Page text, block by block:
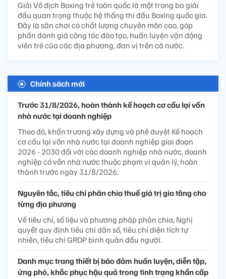
Giải Vô địch Boxing trẻ toàn quốc là một trong ba giải
đấu quan trọng thuộc hệ thống thi đấu Boxing quốc gia.
Đây là sân chơi có chất lượng chuyên môn cao, góp
phần đánh giá công tác đào tạo, huấn luyện vận động
viên trẻ của các địa phương, đơn vị trên cả nước.
Chính sách mới
Trước 31/8/2026, hoàn thành kế hoạch cơ cấu lại vốn
nhà nước tại doanh nghiệp
Theo đó, khẩn trương xây dựng và phê duyệt Kế hoạch
cơ cấu lại vốn nhà nước tại doanh nghiệp giai đoạn
2026 - 2030 đối với các doanh nghiệp nhà nước, doanh
nghiệp có vốn nhà nước thuộc phạm vi quản lý, hoàn
thành trước ngày 31/8/2026.
Nguyên tắc, tiêu chí phân chia thuế giá trị gia tăng cho
từng địa phương
Về tiêu chí, số liệu và phương pháp phân chia, Nghị
quyết quy định tiêu chí dân số, tiêu chí diện tích tự
nhiên, tiêu chí GRDP bình quân đầu người.
Danh mục trang thiết bị bảo đảm huấn luyện, diễn tập,
ứng phó, khắc phục hậu quả trong tình trạng khẩn cấp